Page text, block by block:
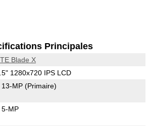
Principales
Blade X
1280x720 IPS LCD
13-MP (Primaire)
5-MP